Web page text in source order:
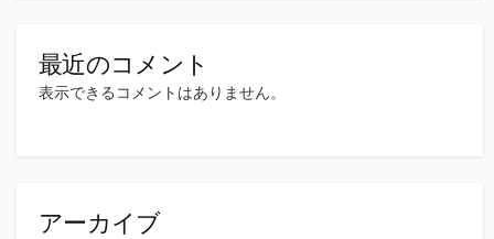
最近のコメント
表示できるコメントはありません。
アーカイブ